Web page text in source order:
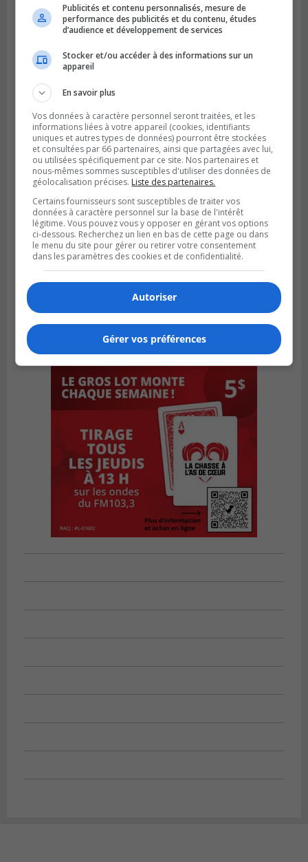
LONGUEUIL
Publié le 19 février 2024 à 13h33
Les organismes de Longueuil veulent
rencontrer la Ville
Publicités et contenu personnalisés, mesure de
performance des publicités et du contenu, études
d’audience et développement de services
Stocker et/ou accéder à des informations sur un
appareil
En savoir plus
Vos données à caractère personnel seront traitées, et les
informations liées à votre appareil (cookies, identifiants
uniques et autres types de données) pourront être stockées
et consultées par 66 partenaires, ainsi que partagées avec lui,
ou utilisées spécifiquement par ce site. Nos partenaires et
nous-mêmes sommes susceptibles d'utiliser des données de
géolocalisation précises. Liste des partenaires.
Certains fournisseurs sont susceptibles de traiter vos
données à caractère personnel sur la base de l'intérêt
légitime. Vous pouvez vous y opposer en gérant vos options
ci-dessous. Recherchez un lien en bas de cette page ou dans
le menu du site pour gérer ou retirer votre consentement
dans les paramètres des cookies et de confidentialité.
Autoriser
Gérer vos préférences